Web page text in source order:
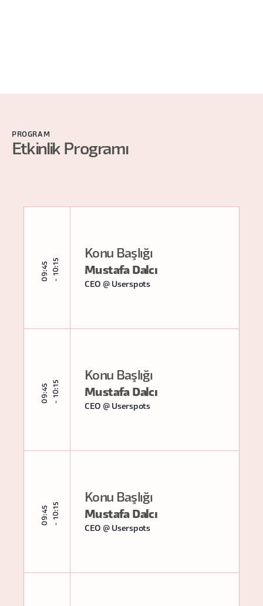
PROGRAM
Etkinlik Programı
0
9
:
4
5
-
1
0
:
1 5
Konu Başlığı
Mustafa Dalcı
CEO @ Userspots
0
9
:
4
5
-
1
0
:
1 5
Konu Başlığı
Mustafa Dalcı
CEO @ Userspots
0
9
:
4
5
-
1
0
:
1 5
Konu Başlığı
Mustafa Dalcı
CEO @ Userspots